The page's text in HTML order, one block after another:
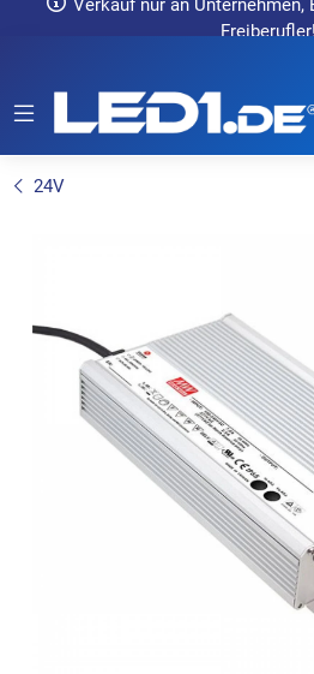
Verkauf nur an Unternehmen,
24V